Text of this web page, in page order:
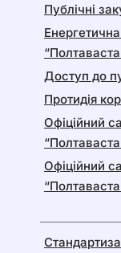
Публічні
Доступ до
Протидія
Офіційний
Офіційний